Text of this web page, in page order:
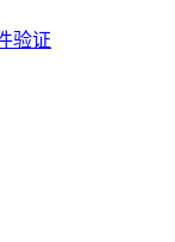
验证